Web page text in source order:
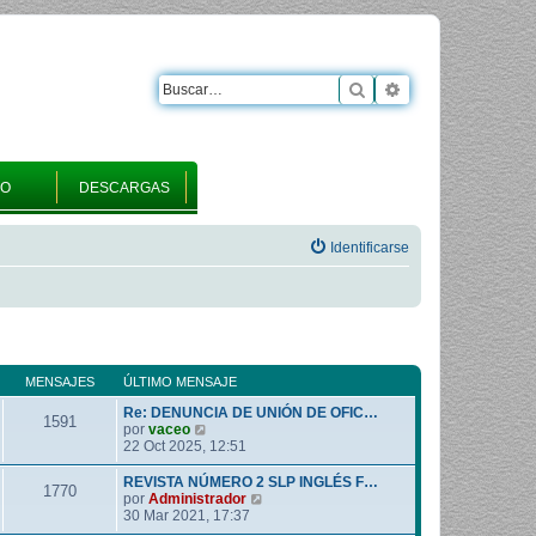
DESCARGAS
Buscar Búsqueda
Identificarse
MENSAJES ÚLTIMO MENSAJE
1591
Re: DENUNCIA DE UNIÓN DE OFIC…
por vaceo
e
r
ú
l
22 Oct 2025, 12:51
1770
REVISTA NÚMERO 2 SLP INGLÉS F…
por Administrador
r
30 Mar 2021, 17:37